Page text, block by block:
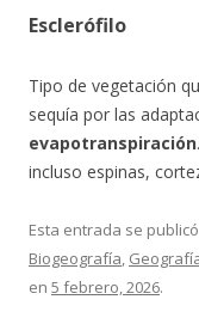
Esclerófilo
Tipo de vegetación
sequía por las
evapotranspiración
incluso espinas,
Esta entrada se
Biogeografía,
en 5 febrero, 2026.